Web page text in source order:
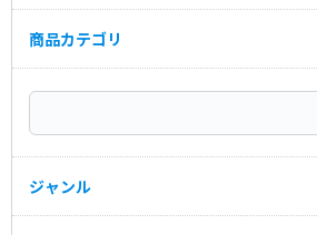
商品カテゴリ
ジャンル